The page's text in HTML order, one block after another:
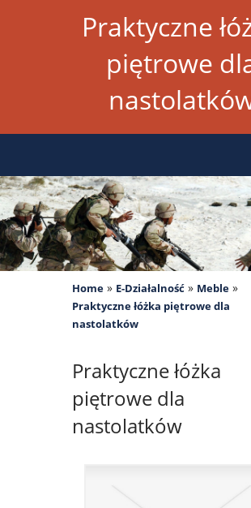
Praktyczne
piętrowe
Home » E-Działalność » Meble »
Praktyczne łóżka piętrowe dla
nastolatków
Praktyczne łóżka
piętrowe dla
nastolatków